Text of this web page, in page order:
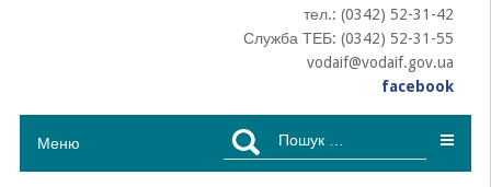
тел.: (0342) 52-31-42
Служба ТЕБ: (0342) 52-31-55
vodaif@vodaif.gov.ua
facebook
Меню
Пошук: